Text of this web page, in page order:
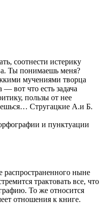
соотнести истерику
Ты понимаешь меня?
мучениями творца
вот что есть задача
пользы от нее
Стругацкие А.и Б.
и пунктуации
распространенного ныне
трактовать все, что
То же относится
отношения к книге.